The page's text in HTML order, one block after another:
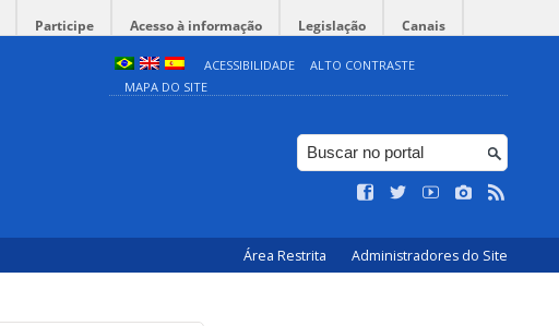
Participe Acesso à informação Legislação Canais
ACESSIBILIDADE
ALTO CONTRASTE
MAPA DO SITE
Área Restrita Administradores do Site